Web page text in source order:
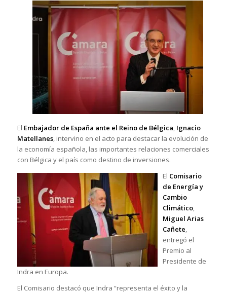
El Embajador de España ante el Reino de Bélgica, Ignacio
Matellanes, intervino en el acto para destacar la evolución de
la economía española, las importantes relaciones comerciales
con Bélgica y el país como destino de inversiones.
El Comisario
de Energía y
Cambio
Climático,
Miguel Arias
Cañete,
entregó el
Premio al
Presidente de
Indra en Europa.
El Comisario destacó que Indra “representa el éxito y la